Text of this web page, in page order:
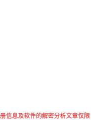
信息及软件的解密分析文章仅限